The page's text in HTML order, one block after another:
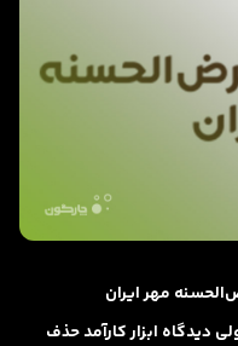
مهر ایران
دیدگاه ابزار کارآمد حذف